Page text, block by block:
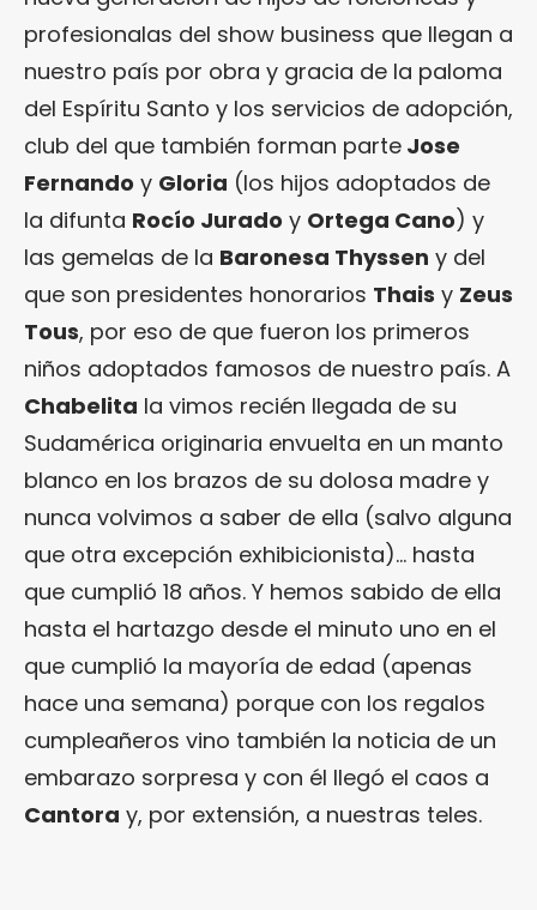
profesionalas del show business que llegan a
nuestro país por obra y gracia de la paloma
del Espíritu Santo y los servicios de adopción,
club del que también forman parte Jose
Fernando y Gloria (los hijos adoptados de
la difunta Rocío Jurado y Ortega Cano) y
las gemelas de la Baronesa Thyssen y del
que son presidentes honorarios Thais y Zeus
Tous, por eso de que fueron los primeros
niños adoptados famosos de nuestro país. A
Chabelita la vimos recién llegada de su
Sudamérica originaria envuelta en un manto
blanco en los brazos de su dolosa madre y
nunca volvimos a saber de ella (salvo alguna
que otra excepción exhibicionista)… hasta
que cumplió 18 años. Y hemos sabido de ella
hasta el hartazgo desde el minuto uno en el
que cumplió la mayoría de edad (apenas
hace una semana) porque con los regalos
cumpleañeros vino también la noticia de un
embarazo sorpresa y con él llegó el caos a
Cantora y, por extensión, a nuestras teles.